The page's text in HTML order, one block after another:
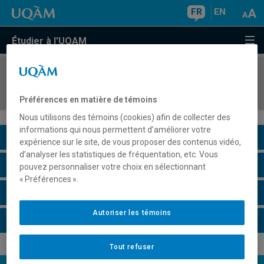
FR EN
Étudier à l'UQAM
COURS//
Description du cours
Horaire - Été 2026
Préférences en matière de témoins
Nous utilisons des témoins (cookies) afin de collecter des
informations qui nous permettent d’améliorer votre
expérience sur le site, de vous proposer des contenus vidéo,
d’analyser les statistiques de fréquentation, etc. Vous
pouvez personnaliser votre choix en sélectionnant
« Préférences ».
Tout refuser
Autoriser les témoins